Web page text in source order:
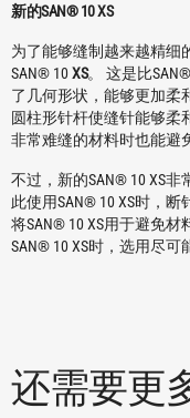
新的SAN® 10 XS
为了能够缝制越来越精细
SAN® 10XS。 这是比
了几何形状，能够更加柔
圆柱形针杆使缝针能够柔
非常难缝的材料时也能避
不过，新的SAN® 10 XS
此使用SAN® 10 XS时，
将SAN® 10 XS用于避免
SAN® 10 XS时，选用尽可
还需要更